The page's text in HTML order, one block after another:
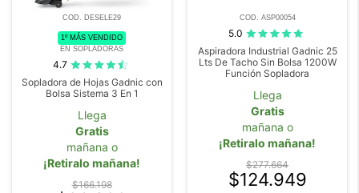
COD. DESELE29
1º MÁS VENDIDO
EN SOPLADORAS
4.7
Sopladora de Hojas Gadnic con
Bolsa Sistema 3 En 1
Llega
Gratis
mañana o
¡Retiralo mañana!
$166.198
COD. ASP00054
5.0
Aspiradora Industrial Gadnic 25
Lts De Tacho Sin Bolsa 1200W
Función Sopladora
Llega
Gratis
mañana o
¡Retiralo mañana!
$277.664
$124.949